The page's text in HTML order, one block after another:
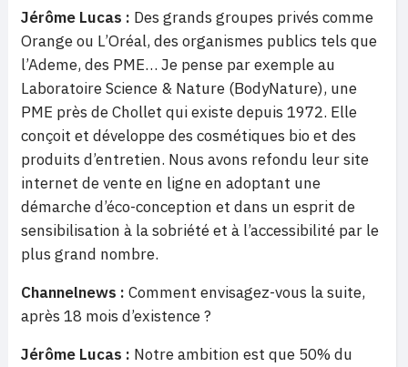
Jérôme Lucas : Des grands groupes privés comme
Orange ou L’Oréal, des organismes publics tels que
l’Ademe, des PME… Je pense par exemple au
Laboratoire Science & Nature (BodyNature), une
PME près de Chollet qui existe depuis 1972. Elle
conçoit et développe des cosmétiques bio et des
produits d’entretien. Nous avons refondu leur site
internet de vente en ligne en adoptant une
démarche d’éco-conception et dans un esprit de
sensibilisation à la sobriété et à l’accessibilité par le
plus grand nombre.
Channelnews : Comment envisagez-vous la suite,
après 18 mois d’existence ?
Jérôme Lucas : Notre ambition est que 50% du